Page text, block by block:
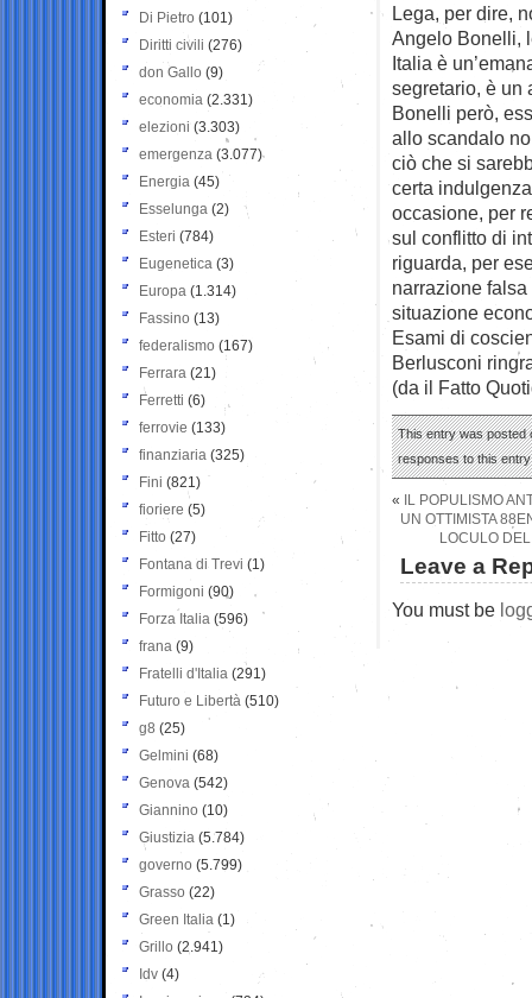
Lega, per dire,
Angelo Bonelli,
Italia è
segretario, è un
Bonelli però,
allo scandalo
ciò che si
certa
occasione, per
sul conflitto di
riguarda, per
narrazione
situazione
Esami di
Berlusconi
(da il Fatto
This entry was posted
responses to this
«
IL POPULISMO
UN OTTIMISTA
LOCULO
Leave a
You must be
Di Pietro (101)
Diritti civili (276)
don Gallo (9)
economia (2.331)
elezioni (3.303)
emergenza (3.077)
Energia (45)
Esselunga (2)
Esteri (784)
Eugenetica (3)
Europa (1.314)
Fassino (13)
federalismo (167)
Ferrara (21)
Ferretti (6)
ferrovie (133)
finanziaria (325)
Fini (821)
fioriere (5)
Fitto (27)
Fontana di Trevi (1)
Formigoni (90)
Forza Italia (596)
frana (9)
Fratelli d'Italia (291)
Futuro e Libertà (510)
g8 (25)
Gelmini (68)
Genova (542)
Giannino (10)
Giustizia (5.784)
governo (5.799)
Grasso (22)
Green Italia (1)
Grillo (2.941)
Idv (4)